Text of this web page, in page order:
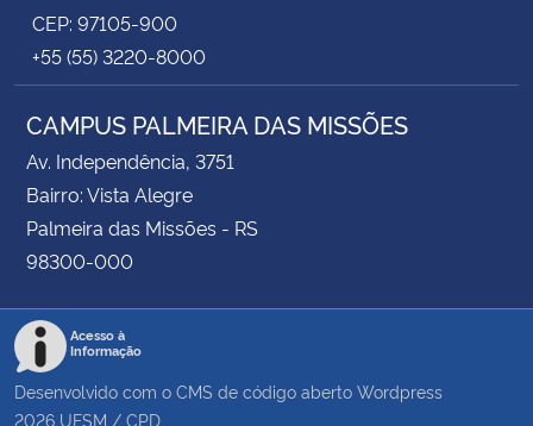
CEP: 97105-900
+55 (55) 3220-8000
CAMPUS PALMEIRA DAS MISSÕES
Av. Independência, 3751
Bairro: Vista Alegre
Palmeira das Missões - RS
98300-000
Acesso à
Informação
Desenvolvido com o CMS de código aberto Wordpress
2026 UFSM / CPD